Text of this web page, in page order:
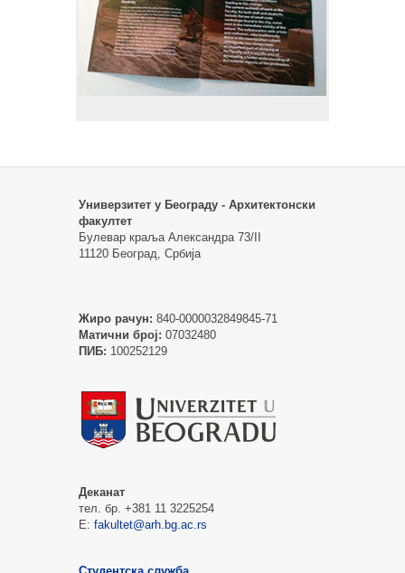
Универзитет у Београду - Архитектонски
факултет
Булевар краља Александра 73/II
11120 Београд, Србија
Жиро рачун: 840-0000032849845-71
Матични број: 07032480
ПИБ: 100252129
Деканат
тел. бр. +381 11 3225254
Е: fakultet@arh.bg.ac.rs